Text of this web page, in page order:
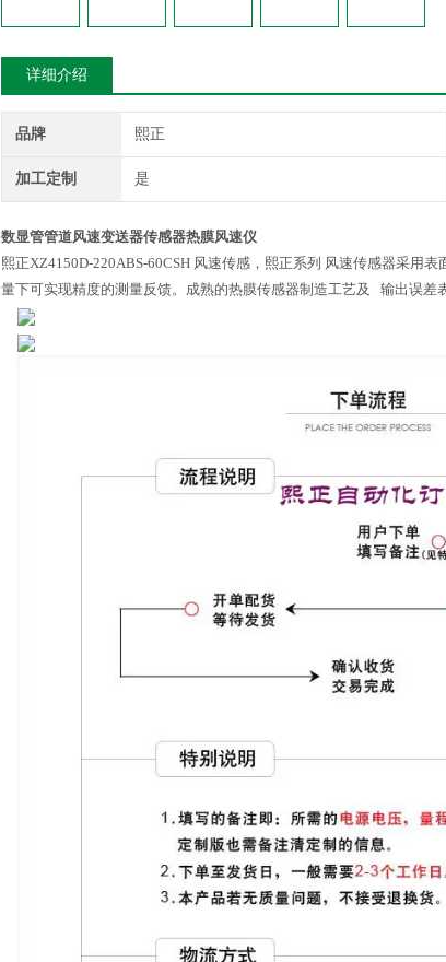
详细介绍
品牌 熙正
加工定制 是
数显管管道风速变送器传感器热膜风速仪
熙正XZ4150D-220ABS-60CSH 风速传感，熙正系列 风速传感器采用
量下可实现精度的测量反馈。成熟的热膜传感器制造工艺及 输出误